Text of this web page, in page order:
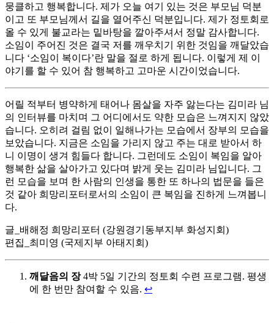
뭉클하고 행복합니다. 제가 오늘 여기 있는 것은 부모님 덕분
이고 또 부모님께서 길을 열어주신 덕분입니다. 제가 정토회로
올 수 있게 불교라는 밑바탕을 깔아주셔서 정말 감사합니다.
소임이 주어진 것은 결국 저를 깨우치기 위한 것임을 깨달았습
니다 ‘소임이 복이다’란 말을 절로 하게 됩니다. 이렇게 제 이
야기를 할 수 있어 참 행복하고 고마운 시간이었습니다.
어릴 적부터 병약하게 태어나 몸살을 자주 앓는다는 김미라 님
의 인터뷰를 마치며 그 어디에서도 약한 모습은 느껴지지 않았
습니다. 오히려 걸림 없이 일해나가는 모습에서 장부의 모습을
보았습니다. 지금은 소임을 가리지 않고 주는 대로 받아서 하
니 이명이 생겨 힘들다 합니다. 그런데도 소임이 복임을 알아
행복한 삶을 살아가고 있다며 밝게 웃는 김미라 님입니다. 그
런 모습을 보며 한 사람의 인생을 통한 또 하나의 법문을 들은
것 같아 희망리포터로서의 소임이 큰 복임을 진하게 느껴봅니
다.
글_배해정 희망리포터 (강원경기동부지부 화성지회)
편집_최미영 (국제지부 아태지회)
깨달음의 장4박 5일 기간의 정토회 수련 프로그램. 평생
에 한 번만 참여할 수 있음. ↩